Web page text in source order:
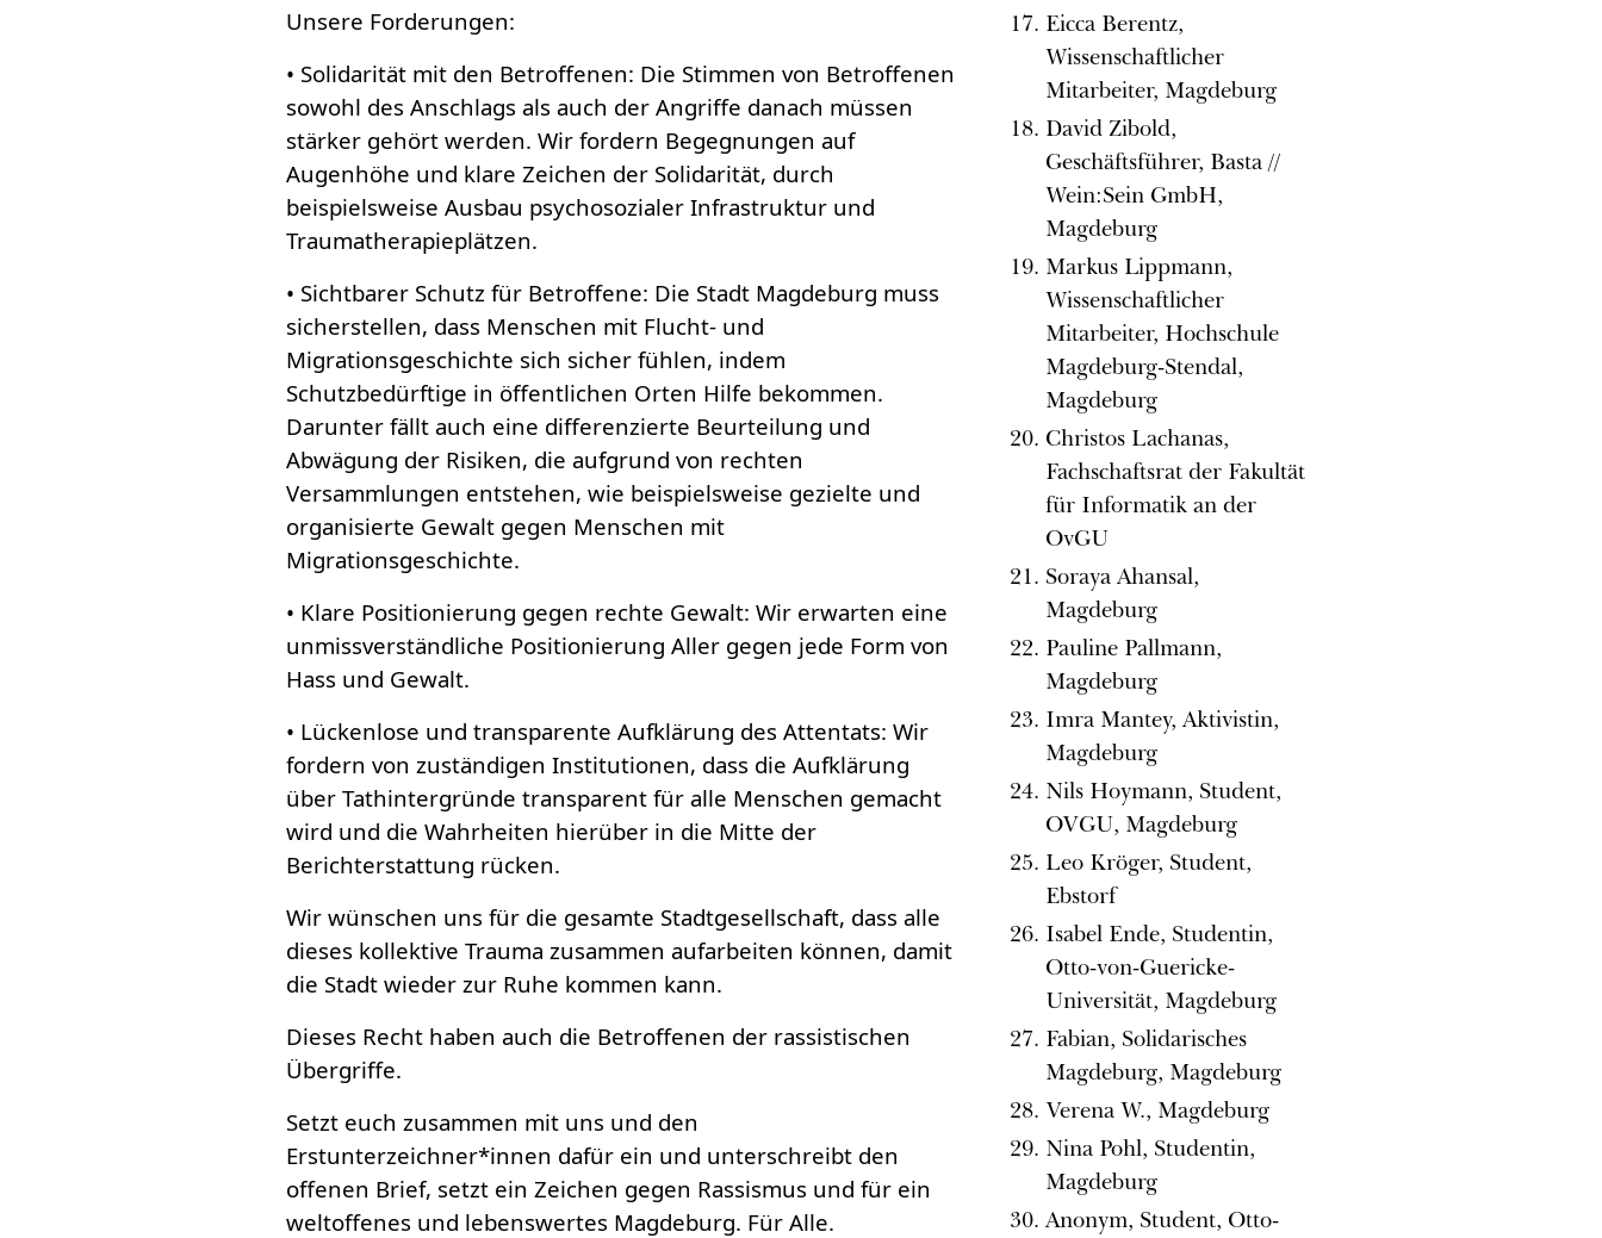
Unsere Forderungen:
• Solidarität mit den Betroffenen: Die Stimmen von Betroffenen
sowohl des Anschlags als auch der Angriffe danach müssen
stärker gehört werden. Wir fordern Begegnungen auf
Augenhöhe und klare Zeichen der Solidarität, durch
beispielsweise Ausbau psychosozialer Infrastruktur und
Traumatherapieplätzen.
• Sichtbarer Schutz für Betroffene: Die Stadt Magdeburg muss
sicherstellen, dass Menschen mit Flucht- und
Migrationsgeschichte sich sicher fühlen, indem
Schutzbedürftige in öffentlichen Orten Hilfe bekommen.
Darunter fällt auch eine differenzierte Beurteilung und
Abwägung der Risiken, die aufgrund von rechten
Versammlungen entstehen, wie beispielsweise gezielte und
organisierte Gewalt gegen Menschen mit
Migrationsgeschichte.
• Klare Positionierung gegen rechte Gewalt: Wir erwarten eine
unmissverständliche Positionierung Aller gegen jede Form von
Hass und Gewalt.
• Lückenlose und transparente Aufklärung des Attentats: Wir
fordern von zuständigen Institutionen, dass die Aufklärung
über Tathintergründe transparent für alle Menschen gemacht
wird und die Wahrheiten hierüber in die Mitte der
Berichterstattung rücken.
Wir wünschen uns für die gesamte Stadtgesellschaft, dass alle
dieses kollektive Trauma zusammen aufarbeiten können, damit
die Stadt wieder zur Ruhe kommen kann.
Dieses Recht haben auch die Betroffenen der rassistischen
Übergriffe.
Setzt euch zusammen mit uns und den
Erstunterzeichner*innen dafür ein und unterschreibt den
offenen Brief, setzt ein Zeichen gegen Rassismus und für ein
weltoffenes und lebenswertes Magdeburg. Für Alle.
Eicca Berentz,
Wissenschaftlicher
Mitarbeiter, Magdeburg
David Zibold,
Geschäftsführer, Basta //
Wein:Sein GmbH,
Magdeburg
Markus Lippmann,
Wissenschaftlicher
Mitarbeiter, Hochschule
Magdeburg-Stendal,
Magdeburg
Christos Lachanas,
Fachschaftsrat der Fakultät
für Informatik an der
OvGU
Soraya Ahansal,
Magdeburg
Pauline Pallmann,
Magdeburg
Imra Mantey, Aktivistin,
Magdeburg
Nils Hoymann, Student,
OVGU, Magdeburg
Leo Kröger, Student,
Ebstorf
Isabel Ende, Studentin,
Otto-von-Guericke-
Universität, Magdeburg
Fabian, Solidarisches
Magdeburg, Magdeburg
Verena W., Magdeburg
Nina Pohl, Studentin,
Magdeburg
Anonym, Student, Otto-